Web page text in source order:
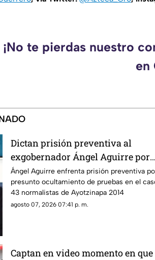
¡No te pierdas nuestro
en
Dictan prisión preventiva al
exgobernador Ángel Aguirre por
presunto ocultamiento de pruebas
caso Ayotzinapa
Ángel Aguirre enfrenta prisión preventiva
presunto ocultamiento de pruebas en el
43 normalistas de Ayotzinapa 2014
agosto 07, 2026 07:41 p. m.
Captan en video momento en que